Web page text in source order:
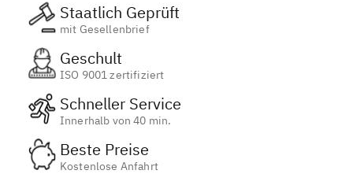
Staatlich Geprüft
mit Gesellenbrief
Geschult
ISO 9001 zertifiziert
Schneller Service
Innerhalb von 40 min.
Beste Preise
Kostenlose Anfahrt